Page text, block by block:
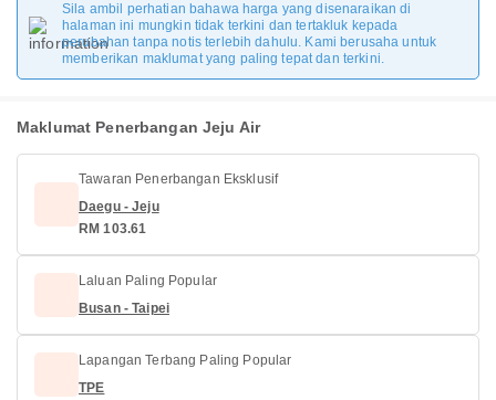
Sila ambil perhatian bahawa harga yang disenaraikan di
halaman ini mungkin tidak terkini dan tertakluk kepada
perubahan tanpa notis terlebih dahulu. Kami berusaha untuk
memberikan maklumat yang paling tepat dan terkini.
Maklumat Penerbangan Jeju Air
Tawaran Penerbangan Eksklusif
Daegu - Jeju
RM 103.61
Laluan Paling Popular
Busan - Taipei
Lapangan Terbang Paling Popular
TPE